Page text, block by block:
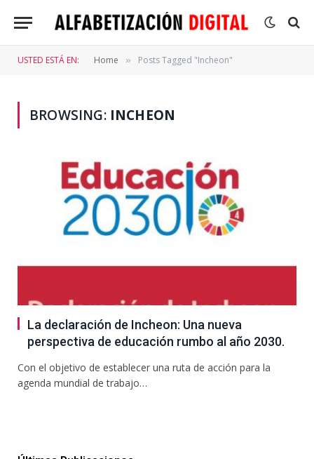
USTED ESTÁ EN: Home » Posts Tagged "Incheon"
BROWSING: INCHEON
La declaración de Incheon: Una nueva
perspectiva de educación rumbo al año 2030.
Con el objetivo de establecer una ruta de acción para la
agenda mundial de trabajo…